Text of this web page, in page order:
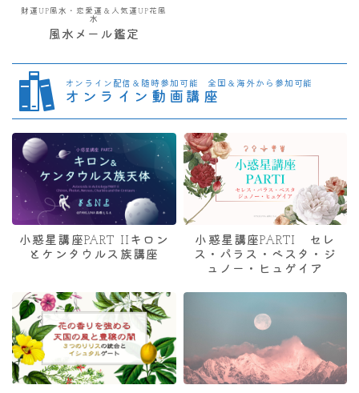
財運UP風水・恋愛運＆人気運UP花風
水
風水メール鑑定
オンライン配信＆随時参加可能 全国＆海外から参加可能
オンライン動画講座
小惑星講座PART IIキロン
とケンタウルス族講座
小惑星講座PARTI セレ
ス・パラス・ベスタ・ジ
ュノー・ヒュゲイア